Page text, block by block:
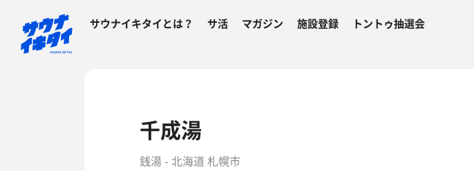
サウナイキタイとは？ サ活 マガジン 施設登録 トントゥ抽選会
千成湯
銭湯 - 北海道 札幌市